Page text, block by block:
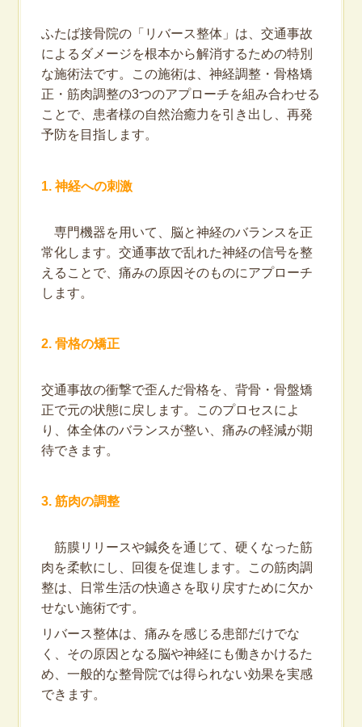
ふたば接骨院の「リバース整体」は、交通事故
によるダメージを根本から解消するための特別
な施術法です。この施術は、神経調整・骨格矯
正・筋肉調整の3つのアプローチを組み合わせる
ことで、患者様の自然治癒力を引き出し、再発
予防を目指します。
1. 神経への刺激
専門機器を用いて、脳と神経のバランスを正
常化します。交通事故で乱れた神経の信号を整
えることで、痛みの原因そのものにアプローチ
します。
2. 骨格の矯正
交通事故の衝撃で歪んだ骨格を、背骨・骨盤矯
正で元の状態に戻します。このプロセスによ
り、体全体のバランスが整い、痛みの軽減が期
待できます。
3. 筋肉の調整
筋膜リリースや鍼灸を通じて、硬くなった筋
肉を柔軟にし、回復を促進します。この筋肉調
整は、日常生活の快適さを取り戻すために欠か
せない施術です。
リバース整体は、痛みを感じる患部だけでな
く、その原因となる脳や神経にも働きかけるた
め、一般的な整骨院では得られない効果を実感
できます。